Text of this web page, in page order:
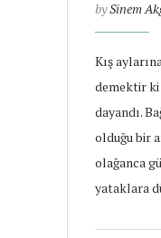
bySinem
Kış
demektir ki
dayandı.
olduğu bir
olağanca
yataklara